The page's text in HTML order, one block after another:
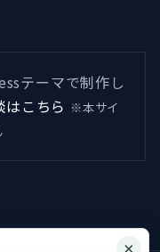
テーマで制作し
こちら ※本サイ